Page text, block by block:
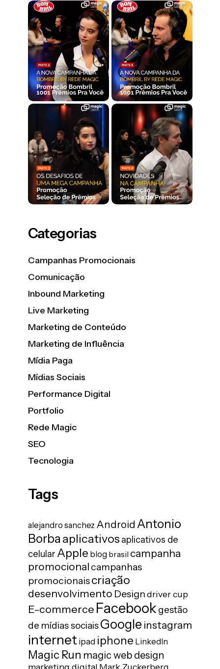
Categorias
Campanhas Promocionais
Comunicação
Inbound Marketing
Live Marketing
Marketing de Conteúdo
Marketing de Influência
Mídia Paga
Mídias Sociais
Performance Digital
Portfolio
Rede Magic
SEO
Tecnologia
Tags
alejandro sanchez Android Antonio
Borba aplicativos aplicativos de
celular Apple blog brasil campanha
promocional campanhas
promocionaiscriação
desenvolvimento Designdriver cup
E-commerce Facebookgestão
de mídias sociaisGoogle instagram
internet ipad iphone LinkedIn
Magic Run magic web design
marketing digital Mark Zuckerberg